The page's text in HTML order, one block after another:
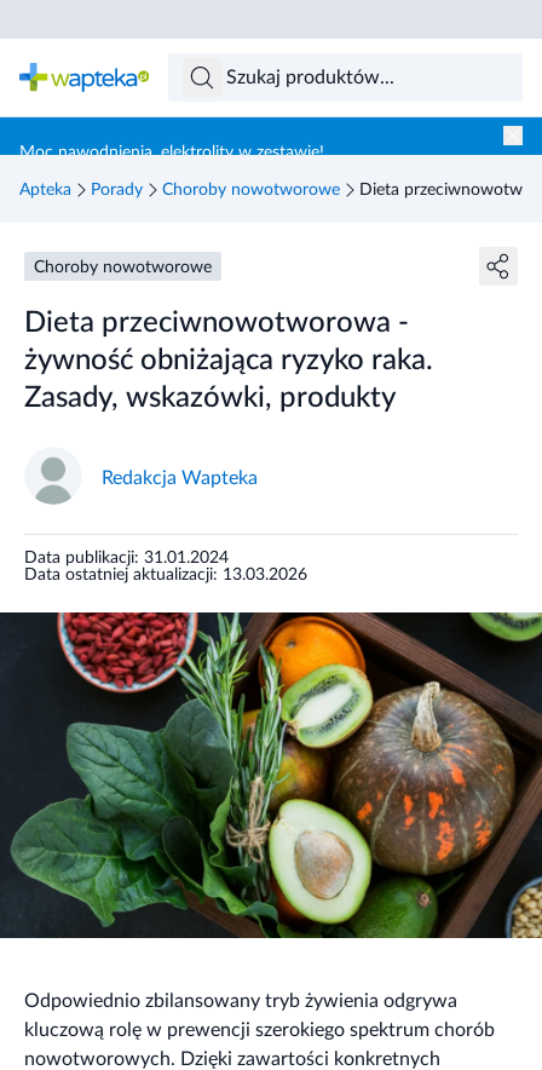
Moc nawodnienia, elektrolity w zestawie!
Apteka Porady Choroby nowotworowe Dieta
Choroby nowotworowe
Dieta przeciwnowotworowa -
żywność obniżająca ryzyko raka.
Zasady, wskazówki, produkty
Redakcja Wapteka
Data publikacji: 31.01.2024
Data ostatniej aktualizacji: 13.03.2026
Odpowiednio zbilansowany tryb żywienia odgrywa
kluczową rolę w prewencji szerokiego spektrum chorób
nowotworowych. Dzięki zawartości konkretnych